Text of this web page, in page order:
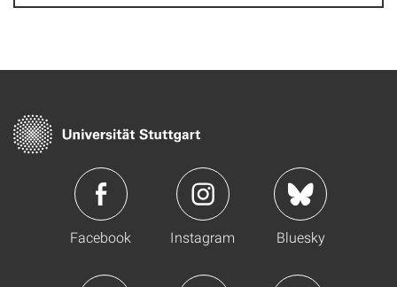
Facebook Instagram Bluesky